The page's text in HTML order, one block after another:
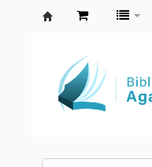
Agamenon
Magalhães